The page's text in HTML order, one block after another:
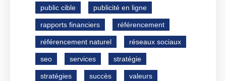
public cible publicité en ligne
rapports financiers référencement
référencement naturel réseaux sociaux
seo services stratégie
stratégies succès valeurs